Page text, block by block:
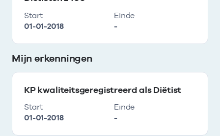
Start
01-01-2018
Einde
-
Mijn erkenningen
KP kwaliteitsgeregistreerd als Diëtist
Start
01-01-2018
Einde
-